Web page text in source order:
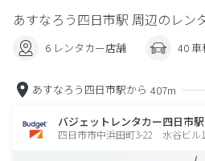
あすなろう四日市駅 周辺のレン
6 レンタカー店舗 40 車
あすなろう四日市駅から 407m
バジェットレンタカー四日市
四日市市中浜田町3-22 水谷ビル